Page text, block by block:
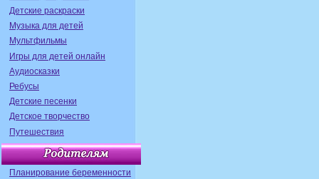
Детские раскраски
Музыка для детей
Мультфильмы
Игры для детей онлайн
Аудиосказки
Ребусы
Детские песенки
Детское творчество
Путешествия
Планирование беременности